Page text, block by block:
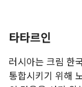
타타르인
러시아는 크림 한
통합시키기 위해